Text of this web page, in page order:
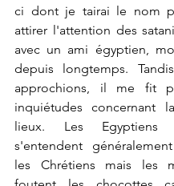
ci dont je tairai le nom
attirer l'attention des
avec un ami égyptien,
depuis longtemps.
approchions, il me fit
inquiétudes concernant
lieux. Les Egyptiens
s'entendent
les Chrétiens mais les